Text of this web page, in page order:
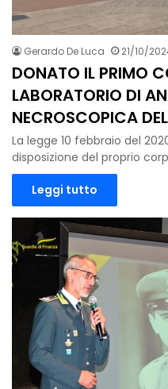
Gerardo De Luca 21/10/
DONATO IL PRIMO
LABORATORIO DI
NECROSCOPICA
La legge 10 febbraio del
disposizione del proprio
Leggi tutto